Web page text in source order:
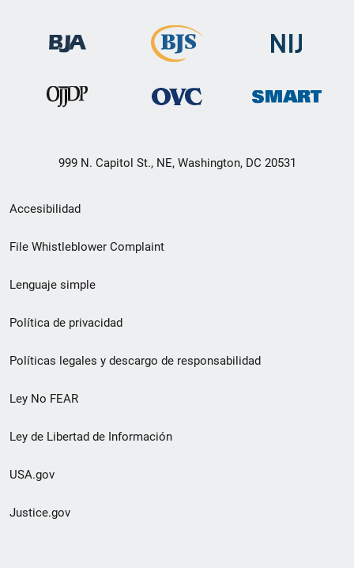
999 N. Capitol St., NE, Washington, DC 20531
Menú
de
de
pie
de
página
Accesibilidad
File Whistleblower Complaint
Lenguaje simple
Política de privacidad
Políticas legales y descargo de responsabilidad
Ley No FEAR
Ley de Libertad de Información
USA.gov
Justice.gov